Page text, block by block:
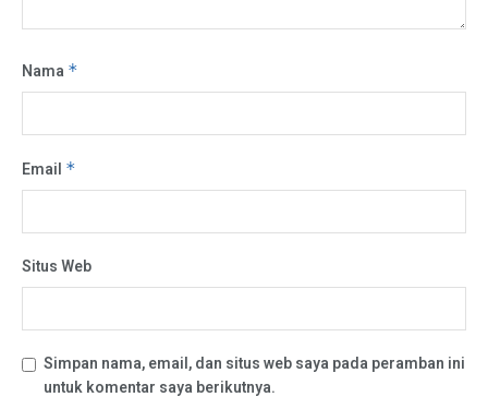
Nama *
Email *
Situs Web
Simpan nama, email, dan situs web saya pada peramban ini
untuk komentar saya berikutnya.